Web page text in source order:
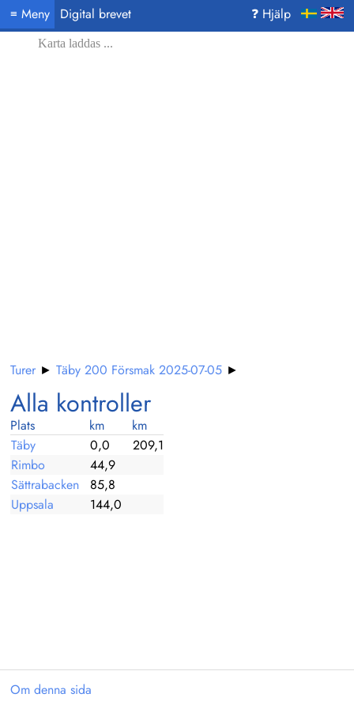
≡ Meny Digital brevet ❓ Hjälp
Karta laddas ...
Turer► Täby 200 Försmak 2025-07-05►
Alla kontroller
Plats km
km
Täby
0,0
209,1
Rimbo
44,9
Sättrabacken
85,8
Uppsala
144,0
Om denna sida